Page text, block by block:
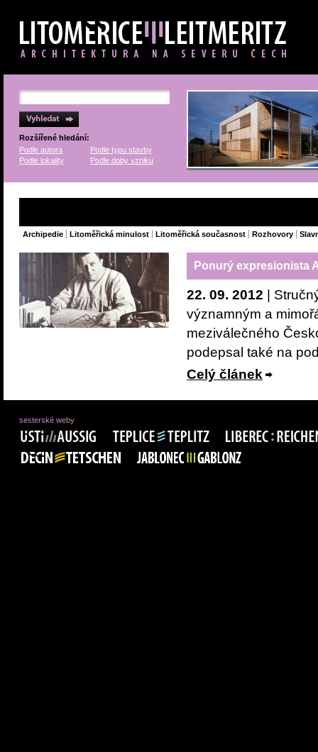
Rozšířené hledání:
Podle autora
Podle typu stavby
Podle lokality
Podle doby vzniku
Archipedie Litoměřická minulost Litoměřická současnost Rozhovory
Ponurý expresionista
22. 09. 2012 |
významným a
meziválečného
podepsal také na
Celý článek
sesterské weby